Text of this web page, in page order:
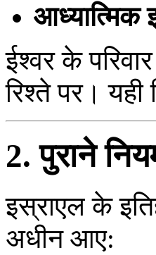
आध्यात्मिक
ईश्वर के
रिश्ते पर। यही
2. पुराने
इस्राएल के
अधीन आए: